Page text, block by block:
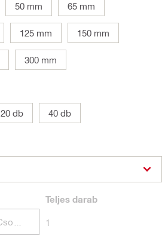
50 mm 65 mm
125 mm 150 mm
300 mm
20 db 40 db
Teljesdarab
1